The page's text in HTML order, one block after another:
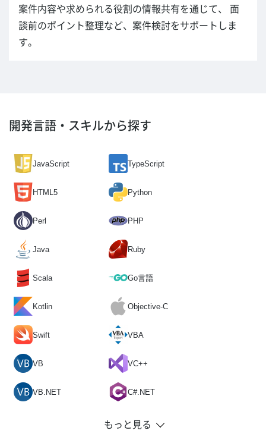
案件内容や求められる役割の情報共有を通じて、 面
談前のポイント整理など、案件検討をサポートしま
す。
開発言語・スキルから探す
JavaScript TypeScript
HTML5 Python
Perl PHP
Java Ruby
Scala Go言語
Kotlin Objective-C
Swift VBA
VB VC++
VB.NET C#.NET